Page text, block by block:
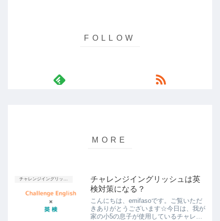
チャレンジイングリッシュ
チャレンジイングリッシュは英
検対策になる？
こんにちは、emifasoです。ご覧いただ
きありがとうございます☆今日は、我が
家の小5の息子が使用しているチャレン